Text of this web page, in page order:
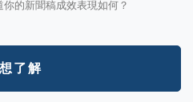
的新聞稿成效表現如何？
了解